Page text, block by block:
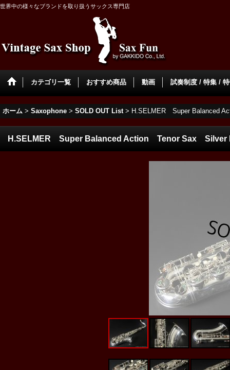
世界中の様々なブランドを取り扱うサックス専門店
カテゴリ一覧 おすすめ商品 動画 試奏制度 / 特集 /
ホーム > Saxophone > SOLD OUT List > H.SELMER Super Balanced
H.SELMER Super Balanced Action Tenor Sax